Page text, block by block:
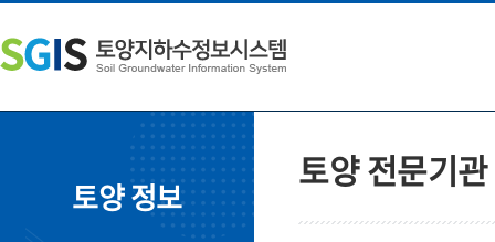
문
내
용
쪽
메
뉴
단
주
소
토양 정보
토양 전문기관